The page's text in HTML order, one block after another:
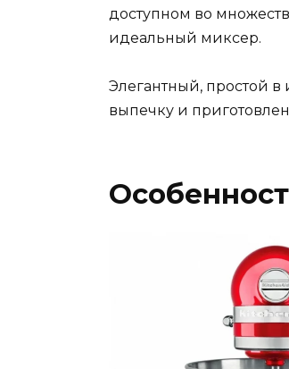
доступном во
идеальный миксер.
Элегантный, простой
выпечку и